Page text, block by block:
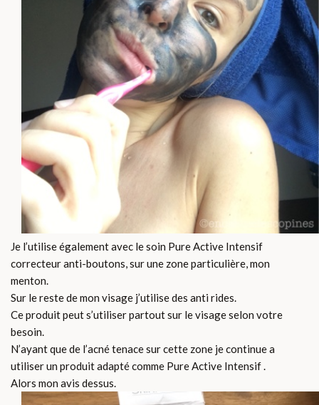
Je l’utilise également avec le soin Pure Active Intensif
correcteur anti-boutons, sur une zone particulière, mon
menton.
Sur le reste de mon visage j’utilise des anti rides.
Ce produit peut s’utiliser partout sur le visage selon votre
besoin.
N’ayant que de l’acné tenace sur cette zone je continue a
utiliser un produit adapté comme Pure Active Intensif .
Alors mon avis dessus.